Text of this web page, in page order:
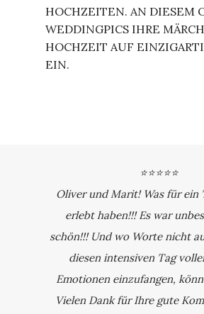
HOCHZEITEN. AN DIESEM
WEDDINGPICS IHRE
HOCHZEIT AUF
EIN.
⭐⭐⭐⭐⭐
Oliver und Marit! Was für ein
erlebt haben!!! Es war
schön!!! Und wo Worte nicht
diesen intensiven Tag
Emotionen einzufangen,
Vielen Dank für Ihre gute